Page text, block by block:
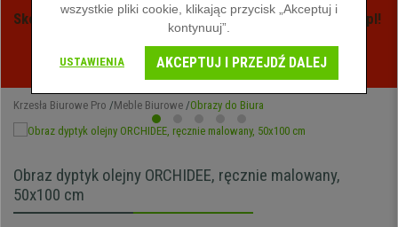
Skorzystaj z Letnich Wyprzedaży na Krzeslabiurowepro.pl!
Zobacz oferty -
Krzesła Biurowe Pro Meble Biurowe Obrazy do Biura
Obraz dyptyk olejny ORCHIDEE, ręcznie malowany,
50x100 cm
wszystkie pliki cookie, klikając przycisk „Akceptuj i
kontynuuj”.
USTAWIENIA AKCEPTUJ I PRZEJDŹ DALEJ